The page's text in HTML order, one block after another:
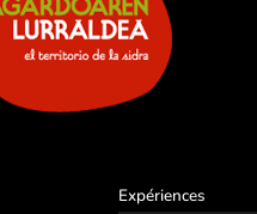
Expériences